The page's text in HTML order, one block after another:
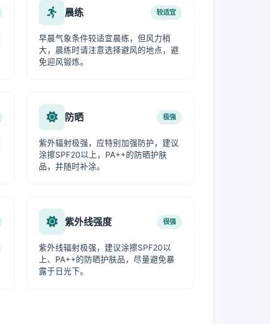
晨练 较适宜
早晨气象条件较适宜晨练，但风力稍
大，晨练时请注意选择避风的地点，避
免迎风锻炼。
防晒 极强
紫外辐射极强，应特别加强防护，建议
涂擦SPF20以上，PA++的防晒护肤
品，并随时补涂。
紫外线强度 很强
紫外线辐射极强，建议涂擦SPF20以
上、PA++的防晒护肤品，尽量避免暴
露于日光下。